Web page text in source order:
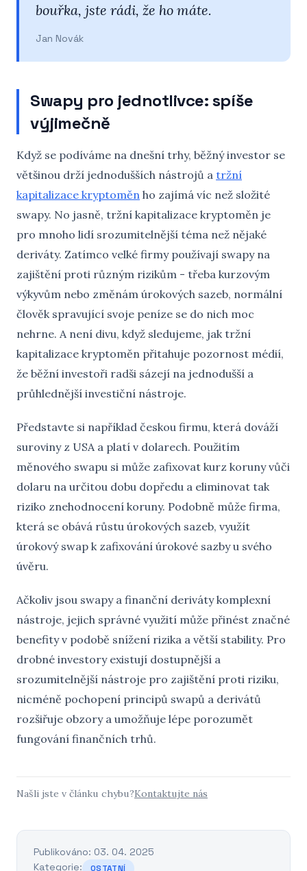
bouřka, jste rádi, že ho máte.
Jan Novák
Swapy pro jednotlivce: spíše
výjimečně
Když se podíváme na dnešní trhy, běžný investor se
většinou drží jednodušších nástrojů a tržní
kapitalizace kryptoměn ho zajímá víc než složité
swapy. No jasně, tržní kapitalizace kryptoměn je
pro mnoho lidí srozumitelnější téma než nějaké
deriváty. Zatímco velké firmy používají swapy na
zajištění proti různým rizikům - třeba kurzovým
výkyvům nebo změnám úrokových sazeb, normální
člověk spravující svoje peníze se do nich moc
nehrne. A není divu, když sledujeme, jak tržní
kapitalizace kryptoměn přitahuje pozornost médií,
že běžní investoři radši sázejí na jednodušší a
průhlednější investiční nástroje.
Představte si například českou firmu, která dováží
suroviny z USA a platí v dolarech. Použitím
měnového swapu si může zafixovat kurz koruny vůči
dolaru na určitou dobu dopředu a eliminovat tak
riziko znehodnocení koruny. Podobně může firma,
která se obává růstu úrokových sazeb, využít
úrokový swap k zafixování úrokové sazby u svého
úvěru.
Ačkoliv jsou swapy a finanční deriváty komplexní
nástroje, jejich správné využití může přinést značné
benefity v podobě snížení rizika a větší stability. Pro
drobné investory existují dostupnější a
srozumitelnější nástroje pro zajištění proti riziku,
nicméně pochopení principů swapů a derivátů
rozšiřuje obzory a umožňuje lépe porozumět
fungování finančních trhů.
Našli jste v článku chybu?Kontaktujte nás
Publikováno: 03. 04. 2025
Kategorie:
OSTATNÍ